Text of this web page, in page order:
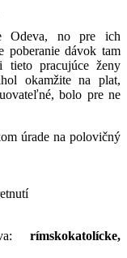
Odeva, no pre ich
poberanie dávok tam
pracujúce ženy
okamžite na plat,
bolo pre ne
úrade na polovičný
rímskokatolícke,